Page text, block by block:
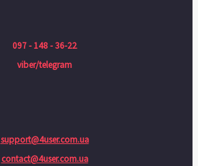
097 - 148 - 36-22
viber/telegram
support@4user.com.ua
contact@4user.com.ua